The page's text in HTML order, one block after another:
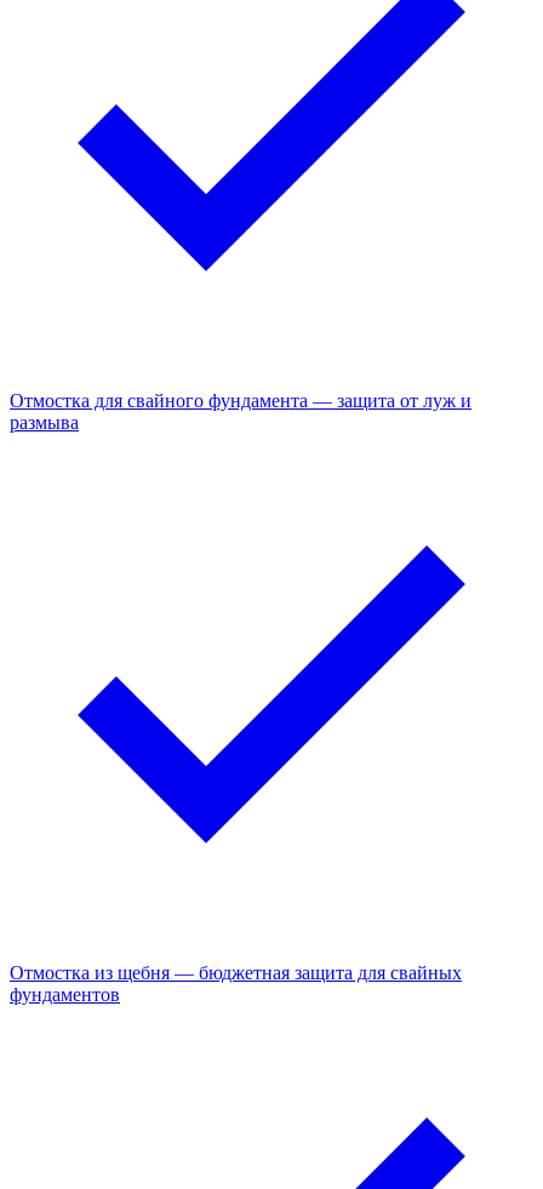
Отмостка для свайного фундамента — защита от луж и
размыва
Отмостка из щебня — бюджетная защита для свайных
фундаментов